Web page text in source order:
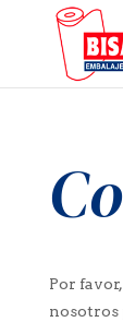
Por
nosotros